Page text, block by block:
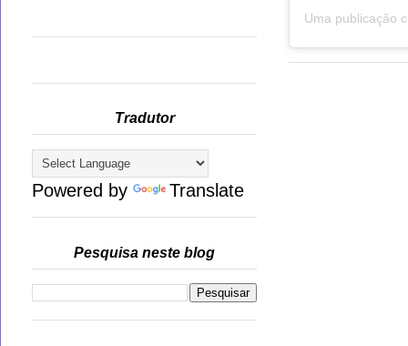
Tradutor
Powered by Translate
Pesquisa neste blog